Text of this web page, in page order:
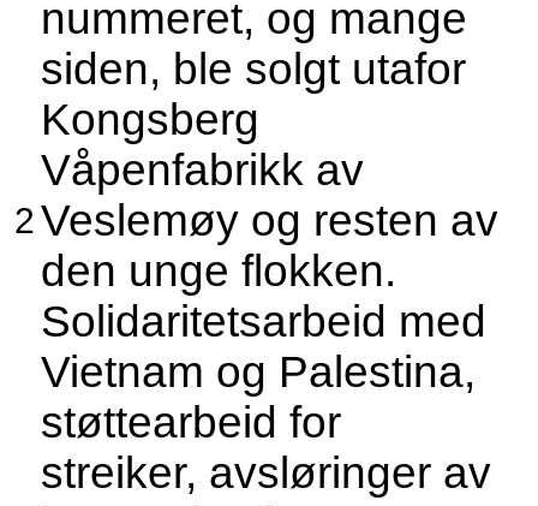
2
nummeret, og mange
siden, ble solgt utafor
Kongsberg
Våpenfabrikk av
Veslemøy og resten av
den unge flokken.
Solidaritetsarbeid med
Vietnam og Palestina,
støttearbeid for
streiker, avsløringer av